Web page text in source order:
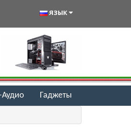
ЯЗЫК
Аудио Гаджеты